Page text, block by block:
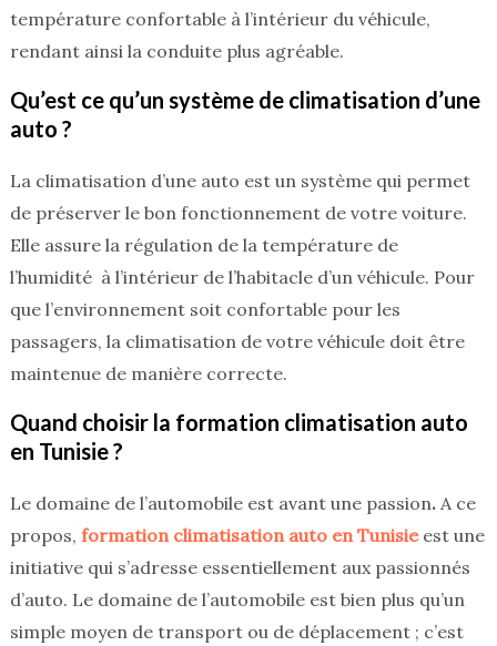
température confortable à l’intérieur du véhicule,
rendant ainsi la conduite plus agréable.
Qu’est ce qu’un système de climatisation d’une
auto ?
La climatisation d’une auto est un système qui permet
de préserver le bon fonctionnement de votre voiture.
Elle assure la régulation de la température de
l’humidité à l’intérieur de l’habitacle d’un véhicule. Pour
que l’environnement soit confortable pour les
passagers, la climatisation de votre véhicule doit être
maintenue de manière correcte.
Quand choisir la formation climatisation auto
en Tunisie ?
Le domaine de l’automobile est avant une passion. A ce
propos, formation climatisation auto en Tunisie est une
initiative qui s’adresse essentiellement aux passionnés
d’auto. Le domaine de l’automobile est bien plus qu’un
simple moyen de transport ou de déplacement ; c’est